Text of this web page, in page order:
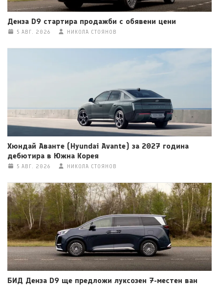
Денза D9 стартира продажби с обявени цени
5 АВГ. 2026 НИКОЛА СТОЯНОВ
Хюндай Аванте (Hyundai Avante) за 2027 година
дебютира в Южна Корея
5 АВГ. 2026 НИКОЛА СТОЯНОВ
БИД Денза D9 ще предложи луксозен 7-местен ван